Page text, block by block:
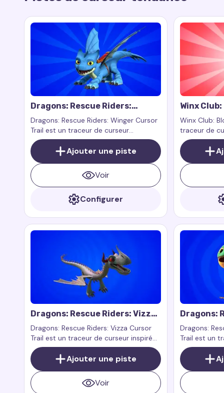
Dragons: Rescue Riders:
Winger Cursor Trail
Dragons: Rescue Riders: Winger Cursor
Trail est un traceur de curseur
personnalisé inspiré par le personnage
Winger de l'émission animée Dragons:
Rescue Riders. Dragons: Rescue Riders
est un spin-off qui se déroule dans le
même univers que How to Train Your
Dragon
Ajouter une piste
Voir
Configurer
Winx
Winx Club:
traceur de
Bloom, la
Dragons: Rescue Riders: Vizza
Cursor Trail
Dragons: Rescue Riders: Vizza Cursor
Trail est un traceur de curseur inspiré
par le personnage Vizza de la série
animée Dragons: Rescue Riders.
Ajouter une piste
Voir
Dragons:
Cursor
Dragons:
Trail est un
Splish de
Riders.
aime l'eau